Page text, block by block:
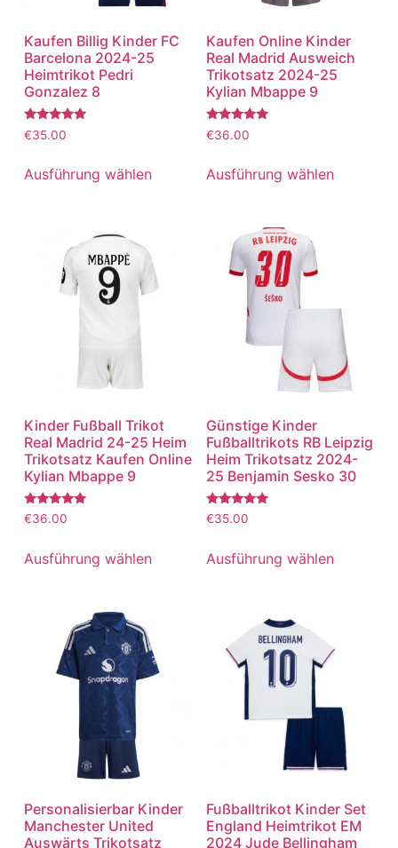
Kaufen Billig Kinder FC
Barcelona 2024-25
Heimtrikot Pedri
Gonzalez 8
Bewertet
mit
von 5
€35.00
Ausführung wählen
Kaufen Online Kinder
Real Madrid Ausweich
Trikotsatz 2024-25
Kylian Mbappe 9
Bewertet
mit
von 5
€36.00
Ausführung wählen
Kinder Fußball Trikot
Real Madrid 24-25 Heim
Trikotsatz Kaufen Online
Kylian Mbappe 9
Bewertet
mit
von 5
€36.00
Ausführung wählen
Günstige Kinder
Fußballtrikots RB Leipzig
Heim Trikotsatz 2024-
25 Benjamin Sesko 30
Bewertet
mit
von 5
€35.00
Ausführung wählen
Personalisierbar Kinder
Manchester United
Auswärts Trikotsatz
Fußballtrikot Kinder Set
England Heimtrikot EM
2024 Jude Bellingham